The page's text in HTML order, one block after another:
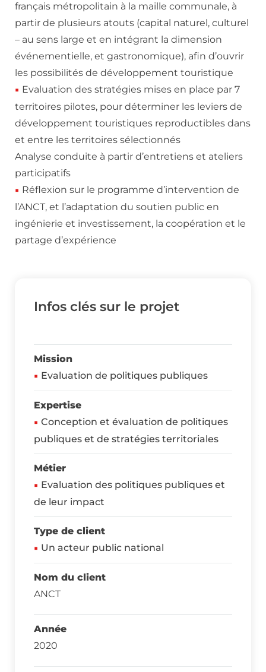
français métropolitain à la maille communale, à
partir de plusieurs atouts (capital naturel, culturel
– au sens large et en intégrant la dimension
événementielle, et gastronomique), afin d’ouvrir
les possibilités de développement touristique
Evaluation des stratégies mises en place par 7
territoires pilotes, pour déterminer les leviers de
développement touristiques reproductibles dans
et entre les territoires sélectionnés
Analyse conduite à partir d’entretiens et ateliers
participatifs
Réflexion sur le programme d’intervention de
l’ANCT, et l’adaptation du soutien public en
ingénierie et investissement, la coopération et le
partage d’expérience
Infos clés sur le projet
Mission
Evaluation de politiques publiques
Expertise
Conception et évaluation de politiques
publiques et de stratégies territoriales
Métier
Evaluation des politiques publiques et
de leur impact
Type de client
Un acteur public national
Nom du client
ANCT
Année
2020